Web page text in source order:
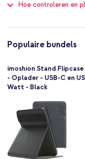
Kunstleer
Hoesje
Hoe controleren en
Populaire bundels
imoshion Stand
- Oplader - USB-C en
Watt - Black